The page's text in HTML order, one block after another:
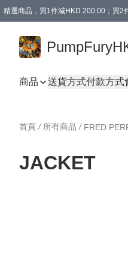
精選商品，買1件減HKD 200.00；買2
商品 送貨方式付款方式
首頁 / 所有商品 / FRED
JACKET